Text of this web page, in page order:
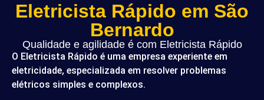
Eletricista Rápido em São
Bernardo
Qualidade e agilidade é com Eletricista Rápido
O Eletricista Rápido é uma empresa experiente em
eletricidade, especializada em resolver problemas
elétricos simples e complexos.